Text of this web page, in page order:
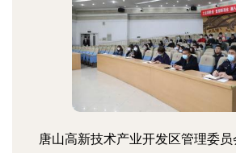
唐山高新技术产业开发区管理委